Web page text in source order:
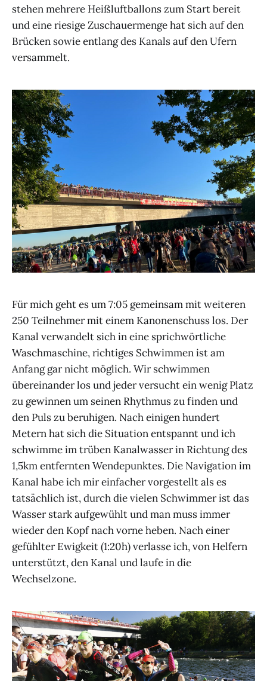
stehen mehrere Heißluftballons zum Start bereit
und eine riesige Zuschauermenge hat sich auf den
Brücken sowie entlang des Kanals auf den Ufern
versammelt.
Für mich geht es um 7:05 gemeinsam mit weiteren
250 Teilnehmer mit einem Kanonenschuss los. Der
Kanal verwandelt sich in eine sprichwörtliche
Waschmaschine, richtiges Schwimmen ist am
Anfang gar nicht möglich. Wir schwimmen
übereinander los und jeder versucht ein wenig Platz
zu gewinnen um seinen Rhythmus zu finden und
den Puls zu beruhigen. Nach einigen hundert
Metern hat sich die Situation entspannt und ich
schwimme im trüben Kanalwasser in Richtung des
1,5km entfernten Wendepunktes. Die Navigation im
Kanal habe ich mir einfacher vorgestellt als es
tatsächlich ist, durch die vielen Schwimmer ist das
Wasser stark aufgewühlt und man muss immer
wieder den Kopf nach vorne heben. Nach einer
gefühlter Ewigkeit (1:20h) verlasse ich, von Helfern
unterstützt, den Kanal und laufe in die
Wechselzone.